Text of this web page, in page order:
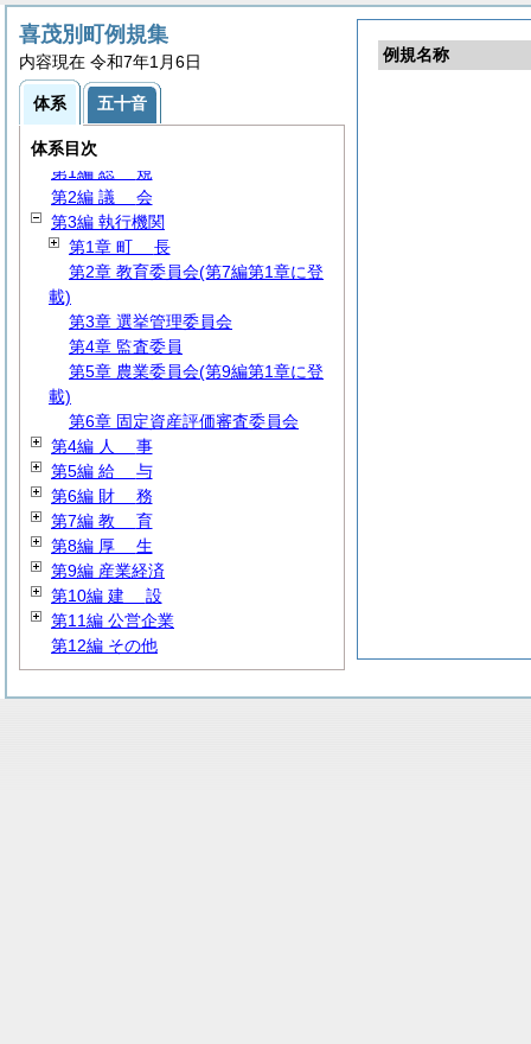
例規名称
喜茂別町例規集
内容現在 令和7年1月6日
体系 五十音
体系目次
第1編 総 規
第2編 議 会
第3編 執行機関
第1章 町 長
第2章 教育委員会(第7編第1章に登
載)
第3章 選挙管理委員会
第4章 監査委員
第5章 農業委員会(第9編第1章に登
載)
第6章 固定資産評価審査委員会
第4編 人 事
第5編 給 与
第6編 財 務
第7編 教 育
第8編 厚 生
第9編 産業経済
第10編 建 設
第11編 公営企業
第12編 その他